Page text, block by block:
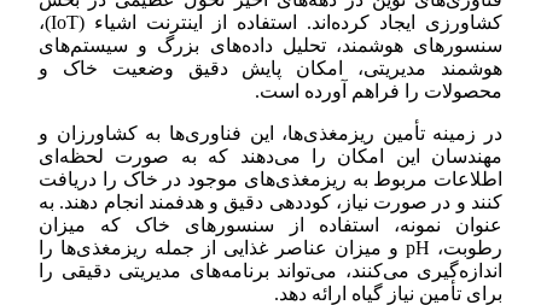
کشاورزی ایجاد کرده‌اند. استفاده از اینترنت اشیاء (IoT)،
سنسورهای هوشمند، تحلیل داده‌های بزرگ و سیستم‌های
هوشمند مدیریتی، امکان پایش دقیق وضعیت خاک و
محصولات را فراهم آورده است.
در زمینه تأمین ریزمغذی‌ها، این فناوری‌ها به کشاورزان و
مهندسان این امکان را می‌دهند که به صورت لحظه‌ای
اطلاعات مربوط به ریزمغذی‌های موجود در خاک را دریافت
کنند و در صورت نیاز، کوددهی دقیق و هدفمند انجام دهند. به
عنوان نمونه، استفاده از سنسورهای خاک که میزان
رطوبت، pH و میزان عناصر غذایی از جمله ریزمغذی‌ها را
اندازه‌گیری می‌کنند، می‌تواند برنامه‌های مدیریتی دقیقی را
برای تأمین نیاز گیاه ارائه دهد.